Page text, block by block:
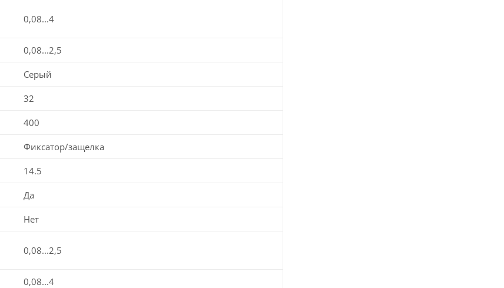
0,08...4
0,08...2,5
Серый
32
400
Фиксатор/защелка
14.5
Да
Нет
0,08...2,5
0,08...4